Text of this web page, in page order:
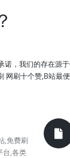
，我们的存在源
刷十个赞,B站最
,免费刷
台,各类